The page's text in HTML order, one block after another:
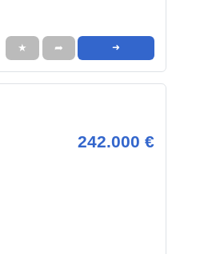
★ ➦ ➜
242.000 €